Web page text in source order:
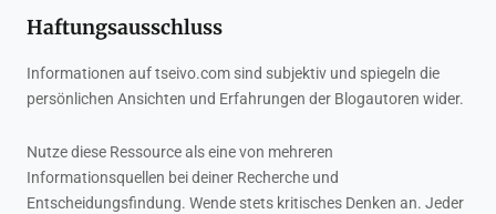
Haftungsausschluss
Informationen auf tseivo.com sind subjektiv und spiegeln die
persönlichen Ansichten und Erfahrungen der Blogautoren wider.
Nutze diese Ressource als eine von mehreren
Informationsquellen bei deiner Recherche und
Entscheidungsfindung. Wende stets kritisches Denken an. Jeder